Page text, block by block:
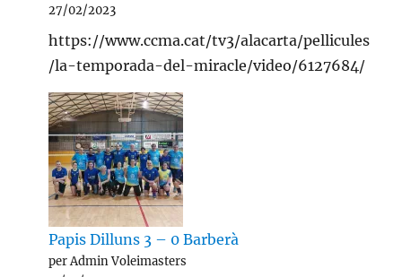
27/02/2023
https://www.ccma.cat/tv3/alacarta/pellicules
/la-temporada-del-miracle/video/6127684/
Papis Dilluns 3 – 0 Barberà
per Admin Voleimasters